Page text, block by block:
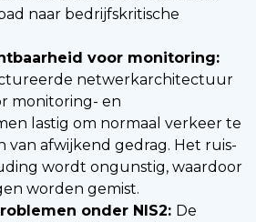
naar bedrijfskritische
voor monitoring:
netwerkarchitectuur
monitoring- en
lastig om normaal verkeer te
van afwijkend gedrag. Het ruis-
wordt ongunstig, waardoor
worden gemist.
onder NIS2: De